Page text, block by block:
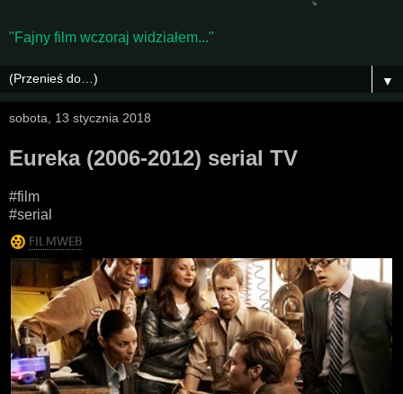
"Fajny film wczoraj widziałem..."
▼
sobota, 13 stycznia 2018
Eureka (2006-2012) serial TV
#film
#serial